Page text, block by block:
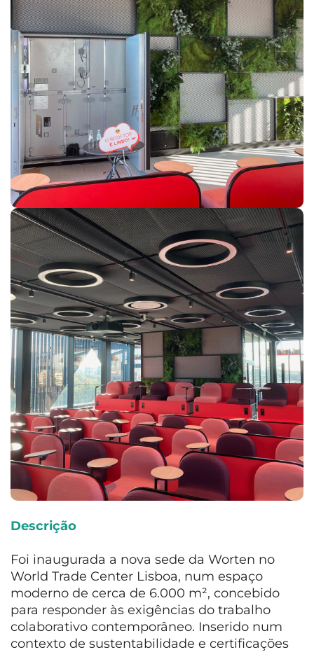
Descrição
Foi inaugurada a nova sede da Worten no
World Trade Center Lisboa, num espaço
moderno de cerca de 6.000 m², concebido
para responder às exigências do trabalho
colaborativo contemporâneo. Inserido num
contexto de sustentabilidade e certificações